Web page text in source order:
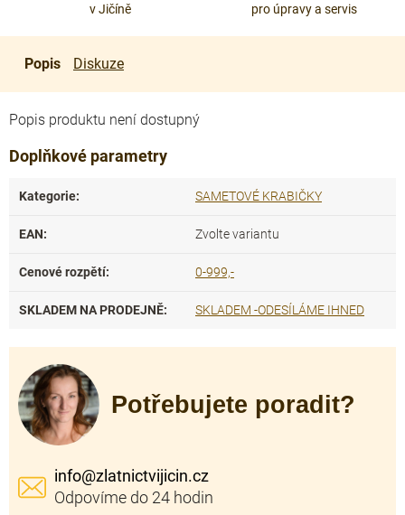
v Jičíně
pro úpravy a servis
Popis Diskuze
Popis produktu není dostupný
Doplňkové parametry
Kategorie: SAMETOVÉ KRABIČKY
EAN: Zvolte variantu
Cenové rozpětí: 0-999,-
SKLADEM NA PRODEJNĚ: SKLADEM -ODESÍLÁME IHNED
Potřebujete poradit?
info@zlatnictvijicin.cz